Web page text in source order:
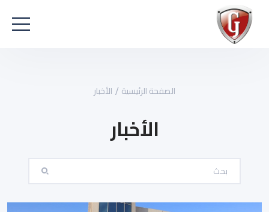
الصفحة الرئيسية الأخبار
الأخبار